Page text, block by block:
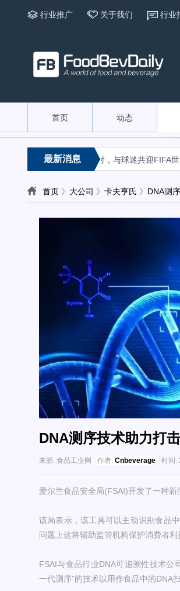
行业推广 关于我们 行业
首页 动态
最新消息
！群星齐聚乐事观赛派对，与球迷共迎FIFA世界
首页 》 大公司 》 卡夫亨氏 》 DNA测
DNA测序技术助力打
来源: 食品工业网 作者: Cnbeverage 时间:
爱尔兰食品安全局(FSAI)开发了一种新
该局表示，该工具可以主动识别食品
问题上这将辅助监管机构保护消费者利
FSAI与食品行业DNA可追溯性技术公
一代测序”的技术以用作食品中的DNA扫